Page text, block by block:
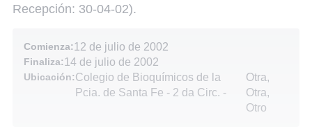
Recepción: 30-04-02).
Comienza:12 de julio de 2002
Finaliza:14 de julio de 2002
Ubicación:Colegio de Bioquímicos de la
Pcia. de Santa Fe - 2 da Circ. -
Otra,
Otra,
Otro